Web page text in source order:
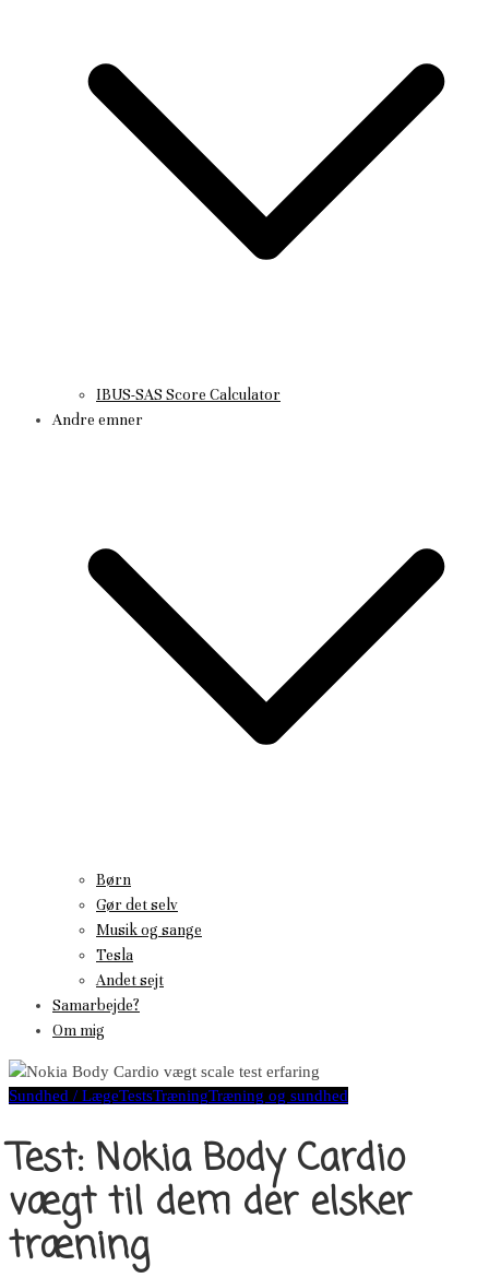
IBUS-SAS Score Calculator
Andre emner
Børn
Gør det selv
Musik og sange
Tesla
Andet sejt
Samarbejde?
Om mig
Sundhed / LægeTestsTræningTræning og sundhed
Test: Nokia Body Cardio
vægt til dem der elsker
træning